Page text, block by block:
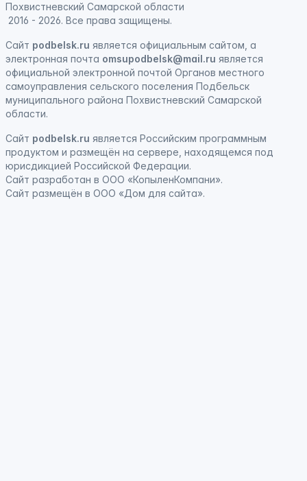
Похвистневский Самарской области
2016 - 2026. Все права защищены.
Сайт podbelsk.ru является официальным сайтом, а
электронная почта omsupodbelsk@mail.ru является
официальной электронной почтой Органов местного
самоуправления сельского поселения Подбельск
муниципального района Похвистневский Самарской
области.
Сайт podbelsk.ru является Российским программным
продуктом и размещён на сервере, находящемся под
юрисдикцией Российской Федерации.
Сайт разработан в ООО «КопыленКомпани».
Сайт размещён в ООО «Дом для сайта».